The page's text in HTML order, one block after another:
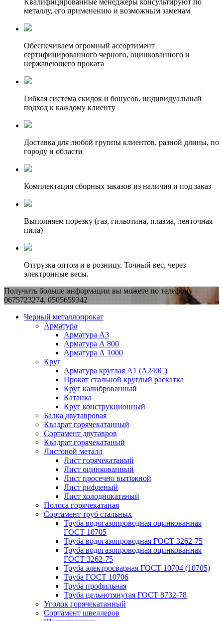
Квалифицированные менеджеры консультируют по
металлу, его применению и возможным заменам
Обеспечиваем огромный ассортимент
сертифицированного черного, оцинкованного и
нержавеющего проката
Гибкая система скидок и бонусов, индивидуальный
подход к каждому клиенту
Доставка для любой группы клиентов, разной длины, по
городу и области
Комплектация сборных заказов из наличия и под заказ
Выполняем порезку (газ, гильотина, плазма, ленточная
пила)
Отгрузка оптом и в розницу. Точный вес, через
электронные весы.
Получить больше информации вы можете по телефону
0675723274, 0505659342
Черный металлопрокат
Арматура
Арматура А3
Арматура А 800
Арматура А 1000
Круг
Арматура круглая А1 (А240C)
Прокат стальной круглый раскатка
Круг калиброванный
Катанка
Круг конструкционный
Балка двутавровая
Квадрат горячекатанный
Сортамент двутавров
Квадрат горячекатаный
Листовой металл
Лист горячекатаный
Лист оцинкованный
Лист просечно вытяжной
Лист рифленый
Лист холоднокатаный
Полоса горячекатаная
Сортамент труб стальных
Труба водогазопроводная оцинкованная
ГОСТ 10705
Труба водогазопроводная ГОСТ 3262-75
Труба водогазопроводная оцинкованная
ГОСТ 3262-75
Труба электросварная ГОСТ 10704 (10705)
Труба ГОСТ 10706
Труба профильная
Труба цельнотянутая ГОСТ 8732-78
Уголок горячекатанный
Сортамент швеллеров